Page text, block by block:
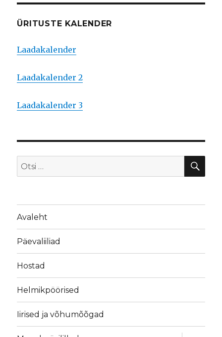
ÜRITUSTE KALENDER
Laadakalender
Laadakalender 2
Laadakalender 3
Otsi:
Avaleht
Päevaliiliad
Hostad
Helmikpöörised
Iirised ja võhumõõgad